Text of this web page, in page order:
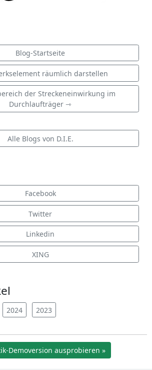
Blog-Startseite
räumlich darstellen
der Streckeneinwirkung im
Durchlaufträger ⇾
Alle Blogs von D.I.E.
Facebook
Twitter
Linkedin
XING
2024 2023
Demoversion ausprobieren »